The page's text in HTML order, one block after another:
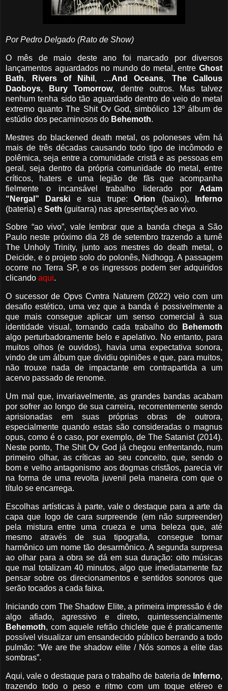
Por Pedro Delgado (Rato de Show)
O mês de maio deste ano foi marcado por diversos
lançamentos aguardados no mundo do metal, entre Ghost
Bath, Rivers of Nihil , …And Oceans, The Callous
Daoboys, Bury Tomorrow, dentre outros. Mas talvez
nenhum tenha sido tão aguardado dentro do veio do metal
extremo quanto The Shit Ov God, simbólico 13º álbum de
estúdio dos pecaminosos do Behemoth.
Mestres do blackened death metal, os poloneses vêm há
mais de três décadas causando todo tipo de incômodo e
polêmica, seja entre a comunidade cristã e as pessoas em
geral, seja dentro da própria comunidade do metal, entre
críticos, haters e uma legião de fãs que acompanha
fielmente o incansável trabalho liderado por Adam
“Nergal” Darski e sua trupe:Orion (baixo),
Inferno
(bateria) e Seth (guitarra) nas apresentações ao vivo.
Sobre “ao vivo”, vale lembrar que a banda chega a São
Paulo neste próximo dia 28 de setembro trazendo a turnê
The Unholy Trinity, junto aos mestres do death metal, o
Deicide, e o projeto solo do polonês, Nidhogg. A passagem
ocorre no Terra SP, e os ingressos podem ser adquiridos
clicando aqui.
O sucessor de Opvs Cvntra Naturem (2022) veio com um
desafio estético, uma vez que a banda é possivelmente a
que mais consegue aplicar um senso comercial à sua
identidade visual, tornando cada trabalho do
Behemoth
algo perturbadoramente belo e apelativo. No entanto, para
muitos olhos (e ouvidos), havia uma expectativa sonora,
vindo de um álbum que dividiu opiniões e que, para muitos,
não trouxe nada de impactante em contrapartida a um
acervo passado de renome.
Um mal que, invariavelmente, as grandes bandas acabam
por sofrer ao longo de sua carreira, recorrentemente sendo
aprisionadas em suas próprias obras de outrora,
especialmente quando estas são consideradas o magnus
opus, como é o caso, por exemplo, de The Satanist (2014).
Neste ponto, The Shit Ov God já chegou enfrentando, num
primeiro olhar, as críticas ao seu conceito, que, sendo o
bom e velho antagonismo aos dogmas cristãos, parecia vir
na forma de uma revolta juvenil pela maneira com que o
título se encarrega.
Escolhas artísticas à parte, vale o destaque para a arte da
capa que logo de cara surpreende (em não surpreender)
pela mistura entre uma crueza e uma beleza que, até
mesmo através de sua tipografia, consegue tornar
harmônico um nome tão desarmônico. A segunda surpresa
ao olhar para a obra se dá em sua duração: oito músicas
que mal totalizam 40 minutos, algo que imediatamente faz
pensar sobre os direcionamentos e sentidos sonoros que
serão tocados a cada faixa.
Iniciando com The Shadow Elite, a primeira impressão é de
algo afiado, agressivo e direto, quintessencialmente
Behemoth, com aquele refrão chiclete que é praticamente
possível visualizar um ensandecido público berrando a todo
pulmão: “We are the shadow elite / Nós somos a elite das
sombras”.
Aqui, vale o destaque para o trabalho de bateria de Inferno,
trazendo todo o peso e ritmo com um toque etéreo e